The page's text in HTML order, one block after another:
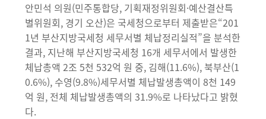
안민석 의원(민주통합당, 기획재정위원회·예산결산특
별위원회, 경기 오산)은 국세청으로부터 제출받은“201
1년 부산지방국세청 세무서별 체납정리실적”을 분석한
결과, 지난해 부산지방국세청 16개 세무서에서 발생한
체납총액 2조 5천 532억 원 중, 김해(11.6%), 북부산(1
0.6%), 수영(9.8%)세무서별 체납발생총액이 8천 149
억 원, 전체 체납발생총액의 31.9%로 나타났다고 밝혔
다.